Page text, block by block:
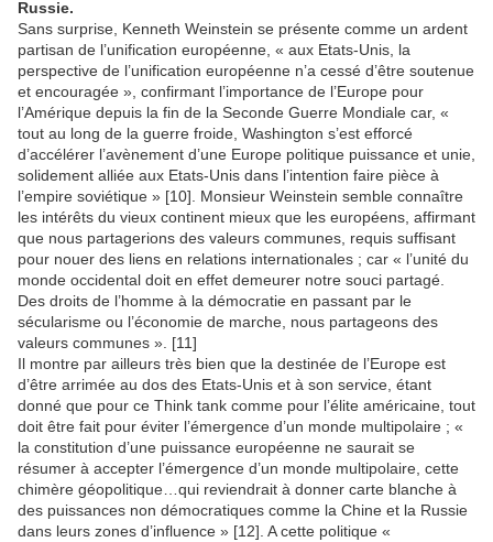
Russie.
Sans surprise, Kenneth Weinstein se présente comme un ardent
partisan de l’unification européenne, « aux Etats-Unis, la
perspective de l’unification européenne n’a cessé d’être soutenue
et encouragée », confirmant l’importance de l’Europe pour
l’Amérique depuis la fin de la Seconde Guerre Mondiale car, «
tout au long de la guerre froide, Washington s’est efforcé
d’accélérer l’avènement d’une Europe politique puissance et unie,
solidement alliée aux Etats-Unis dans l’intention faire pièce à
l’empire soviétique » [10]. Monsieur Weinstein semble connaître
les intérêts du vieux continent mieux que les européens, affirmant
que nous partagerions des valeurs communes, requis suffisant
pour nouer des liens en relations internationales ; car « l’unité du
monde occidental doit en effet demeurer notre souci partagé.
Des droits de l’homme à la démocratie en passant par le
sécularisme ou l’économie de marche, nous partageons des
valeurs communes ». [11]
Il montre par ailleurs très bien que la destinée de l’Europe est
d’être arrimée au dos des Etats-Unis et à son service, étant
donné que pour ce Think tank comme pour l’élite américaine, tout
doit être fait pour éviter l’émergence d’un monde multipolaire ; «
la constitution d’une puissance européenne ne saurait se
résumer à accepter l’émergence d’un monde multipolaire, cette
chimère géopolitique…qui reviendrait à donner carte blanche à
des puissances non démocratiques comme la Chine et la Russie
dans leurs zones d’influence » [12]. A cette politique «